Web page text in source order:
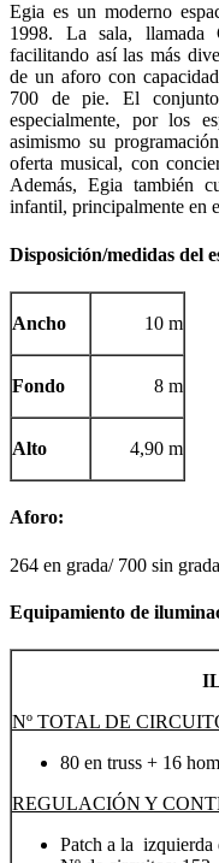
Egia es un moderno
1998. La sala, llamada
facilitando así las más
de un aforo con
700 de pie. El conjunto
especialmente, por los
asimismo su
oferta musical, con
Además, Egia también
infantil, principalmente en
Disposición/medidas del
Ancho 10 m
Fondo 8 m
Alto 4,90 m
Aforo:
264 en grada/ 700 sin
Equipamiento de
Nº TOTAL DE
80 en truss + 16
REGULACIÓN Y
Patch a la izquierda